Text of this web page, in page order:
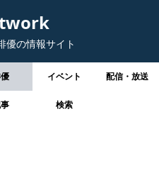
優の情報サイト
イベント 配信・放送
検索